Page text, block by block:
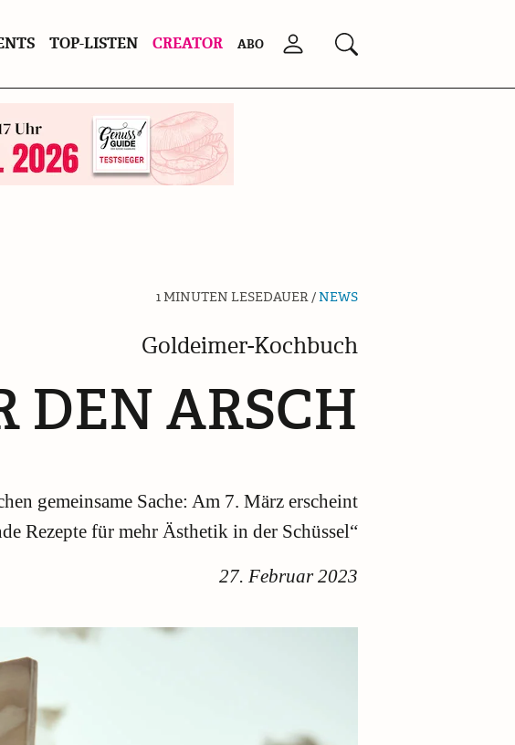
TOP-LISTEN CREATOR ABO AnmeldenSuchen
1 MINUTEN LESEDAUER /NEWS
Goldeimer-Kochbuch
DEN ARSCH
gemeinsame Sache: Am 7. März erscheint
Rezepte für mehr Ästhetik in der Schüssel“
27. Februar 2023